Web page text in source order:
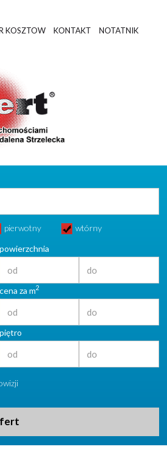
KOSZTOW KONTAKT NOTATNIK
pierwotny
wtórny
powierzchnia
cena za m2
piętro